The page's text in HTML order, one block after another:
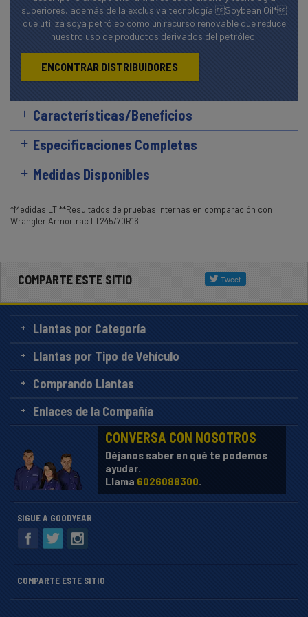
superiores, además de la exclusiva tecnología Soybean Oil*
que utiliza soya petróleo como un recurso renovable que reduce
nuestro uso de productos derivados del petróleo.
ENCONTRAR DISTRIBUIDORES
Características/Beneficios
Especificaciones Completas
Medidas Disponibles
*Medidas LT **Resultados de pruebas internas en comparación con
Wrangler Armortrac LT245/70R16
COMPARTE ESTE SITIO
Llantas por Categoría
Llantas por Tipo de Vehículo
Comprando Llantas
Enlaces de la Compañía
CONVERSA CON NOSOTROS
Déjanos saber en qué te podemos
ayudar.
Llama 6026088300.
SIGUE A GOODYEAR
COMPARTE ESTE SITIO